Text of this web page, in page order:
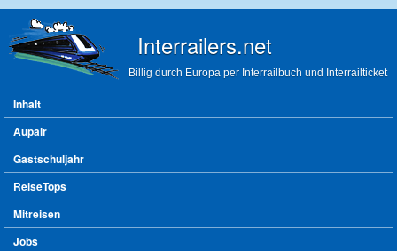
Interrailers.net
Billig durch Europa per Interrailbuch und Interrailticket
Hauptmenü
Inhalt
Aupair
Gastschuljahr
ReiseTops
Mitreisen
Jobs